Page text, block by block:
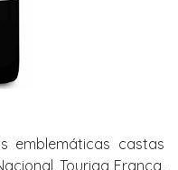
emblemáticas castas
Touriga Franca,